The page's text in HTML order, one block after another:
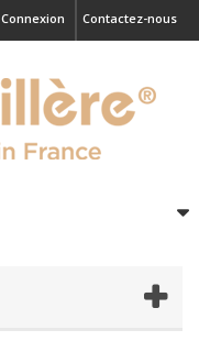
Contactez-nous
Connexion